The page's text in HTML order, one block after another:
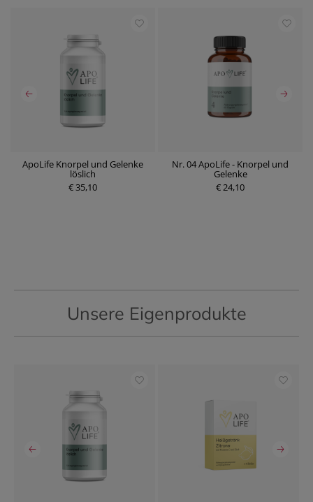
ApoLife Knorpel und Gelenke
löslich
€ 35,10
Nr. 04 ApoLife - Knorpel und
Gelenke
€ 24,10
Unsere Eigenprodukte